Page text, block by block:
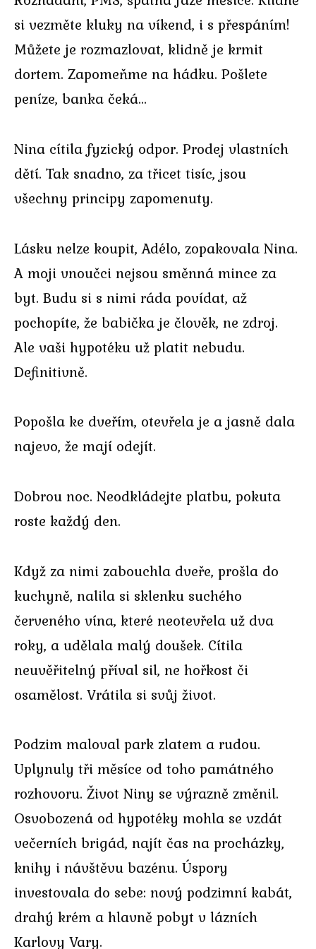
si vezměte kluky na víkend, i s přespáním!
Můžete je rozmazlovat, klidně je krmit
dortem. Zapomeňme na hádku. Pošlete
peníze, banka čeká…
Nina cítila fyzický odpor. Prodej vlastních
dětí. Tak snadno, za třicet tisíc, jsou
všechny principy zapomenuty.
Lásku nelze koupit, Adélo, zopakovala Nina.
A moji vnoučci nejsou směnná mince za
byt. Budu si s nimi ráda povídat, až
pochopíte, že babička je člověk, ne zdroj.
Ale vaši hypotéku už platit nebudu.
Definitivně.
Popošla ke dveřím, otevřela je a jasně dala
najevo, že mají odejít.
Dobrou noc. Neodkládejte platbu, pokuta
roste každý den.
Když za nimi zabouchla dveře, prošla do
kuchyně, nalila si sklenku suchého
červeného vína, které neotevřela už dva
roky, a udělala malý doušek. Cítila
neuvěřitelný příval sil, ne hořkost či
osamělost. Vrátila si svůj život.
Podzim maloval park zlatem a rudou.
Uplynuly tři měsíce od toho památného
rozhovoru. Život Niny se výrazně změnil.
Osvobozená od hypotéky mohla se vzdát
večerních brigád, najít čas na procházky,
knihy i návštěvu bazénu. Úspory
investovala do sebe: nový podzimní kabát,
drahý krém a hlavně pobyt v lázních
Karlovy Vary.